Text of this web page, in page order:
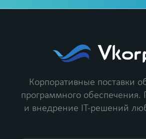
Корпоративные поставки
программного обеспечения.
и внедрение IT-решений